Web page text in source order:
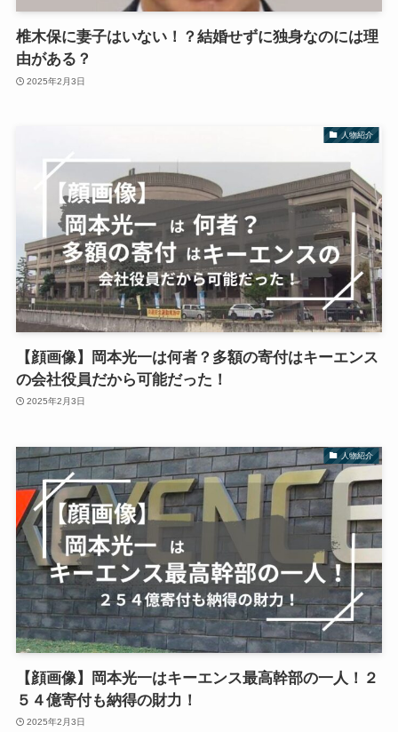
椎木保に妻子はいない！？結婚せずに独身なのには理
由がある？
2025年2月3日
人物紹介
【顔画像】岡本光一は何者？多額の寄付はキーエンス
の会社役員だから可能だった！
2025年2月3日
人物紹介
【顔画像】岡本光一はキーエンス最高幹部の一人！２
５４億寄付も納得の財力！
2025年2月3日